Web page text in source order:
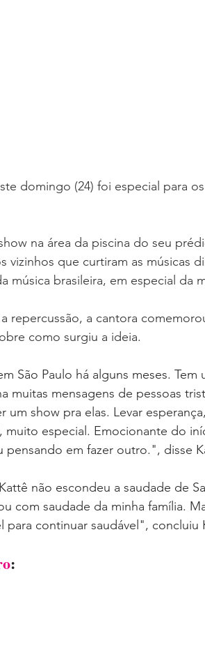
domingo (24) foi especial para
na área da piscina do seu
vizinhos que curtiram as músicas
música brasileira, em especial da
repercussão, a cantora
como surgiu a ideia.
São Paulo há alguns meses.
muitas mensagens de pessoas
um show pra elas. Levar
muito especial. Emocionante do
pensando em fazer outro.", disse
não escondeu a saudade de
com saudade da minha família.
para continuar saudável", concluiu
: